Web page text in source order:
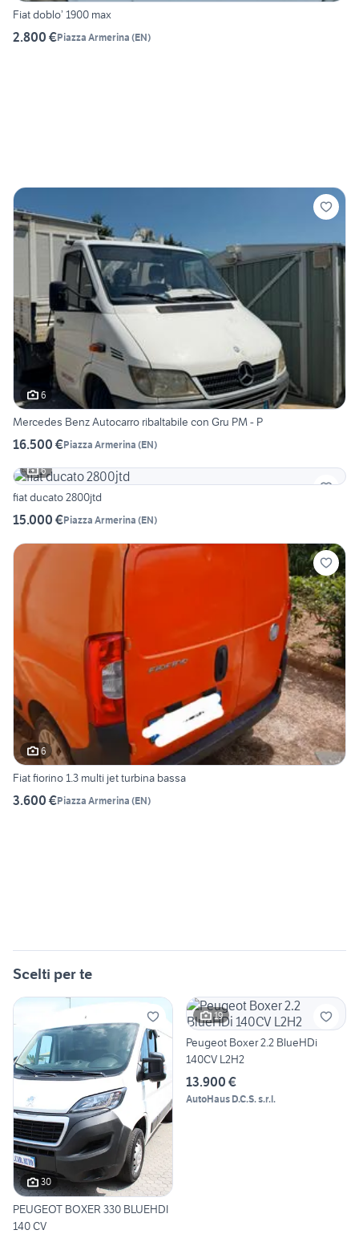
Fiat doblo’ 1900 max
2.800 €Piazza Armerina (EN)
6
Mercedes Benz Autocarro ribaltabile con Gru PM - P
16.500 €Piazza Armerina (EN)
6
fiat ducato 2800jtd
15.000 €Piazza Armerina (EN)
6
Fiat fiorino 1.3 multi jet turbina bassa
3.600 €Piazza Armerina (EN)
Scelti per te
30
PEUGEOT BOXER 330 BLUEHDI
140 CV
19
Peugeot Boxer 2.2 BlueHDi
140CV L2H2
13.900 €
AutoHaus D.C.S. s.r.l.